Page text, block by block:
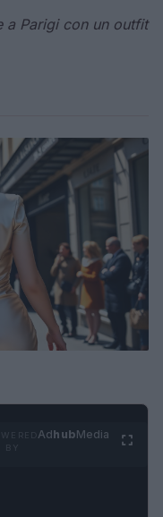
a Parigi con un outfit
AdhubMedia